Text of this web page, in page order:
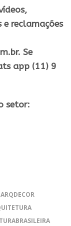
e reclamações
Se
app (11) 9
setor:
ARQDECOR